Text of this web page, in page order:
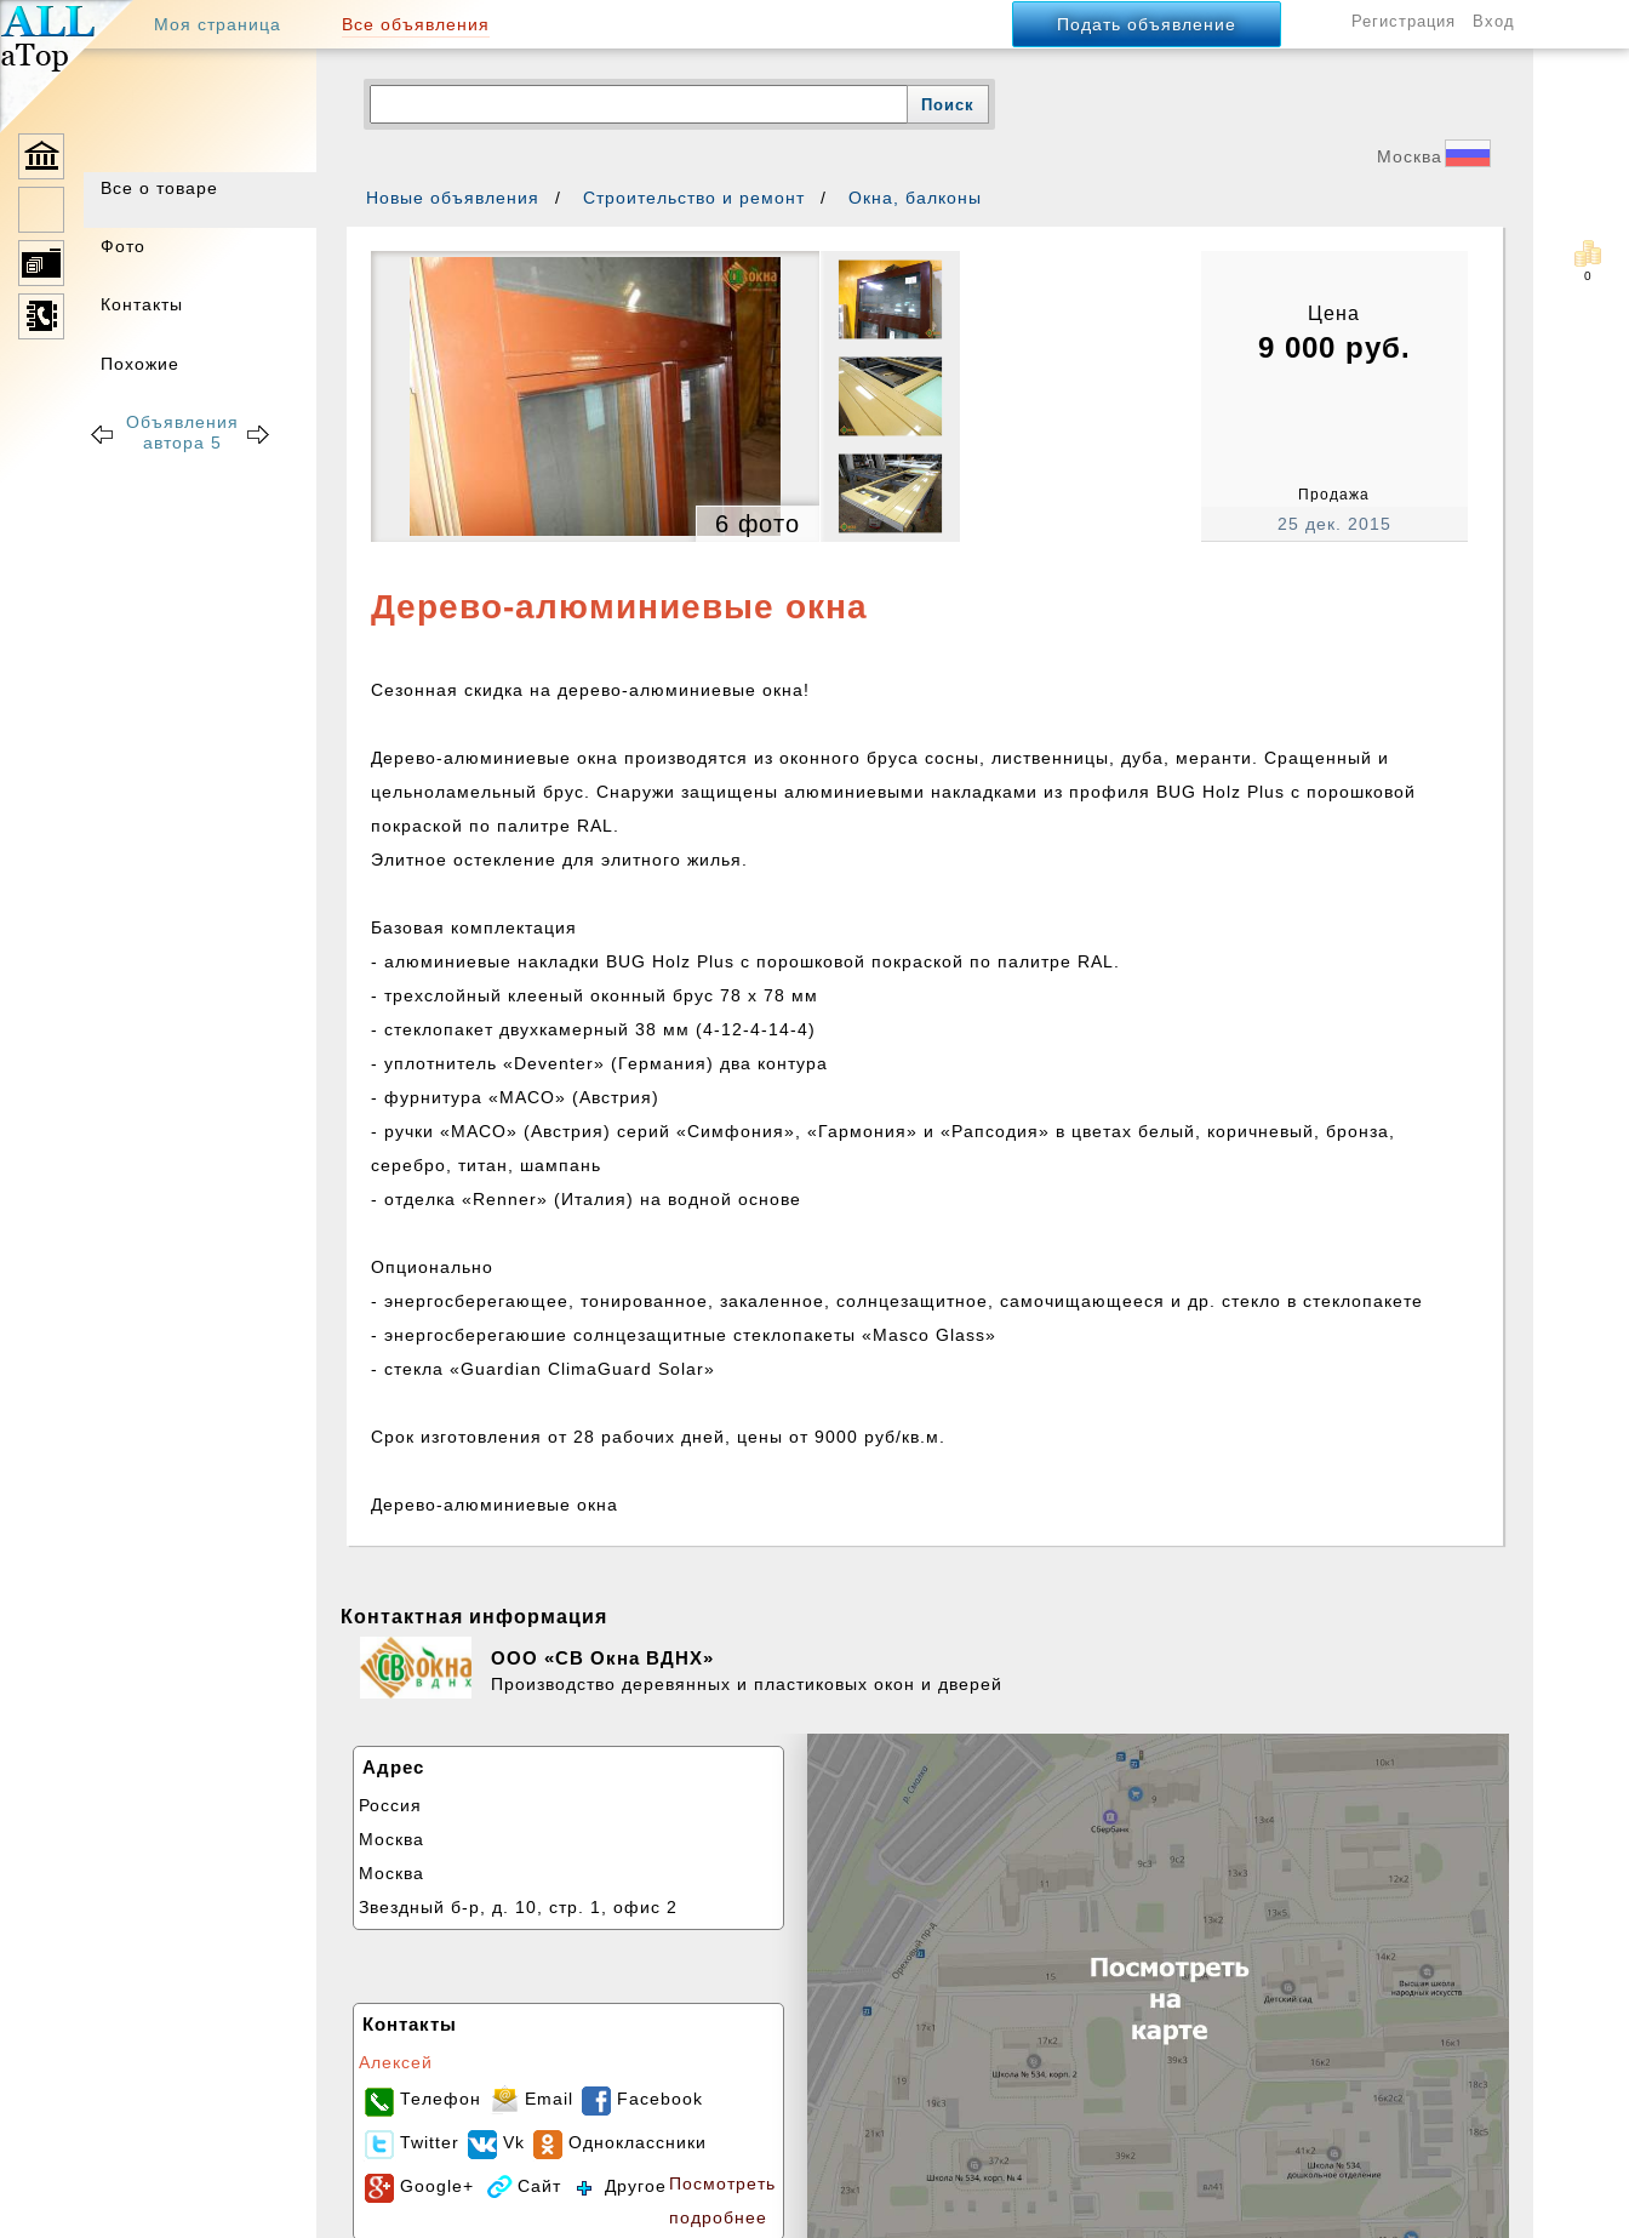
региональная
доска
объявлений
барахолка
бесплатные
Моя страница Все объявления Регистрация Вход
Подать объявление
Все о товаре
Фото
Контакты
Похожие
Объявления
автора 5
Москва
Новые объявления Строительство и ремонт Окна, балконы
6 фото
Дерево-алюминиевые окна
Сезонная скидка на дерево-алюминиевые окна!
Дерево-алюминиевые окна производятся из оконного бруса сосны, лиственницы, дуба, меранти. Сращенный и
цельноламельный брус. Снаружи защищены алюминиевыми накладками из профиля BUG Holz Plus с порошковой
покраской по палитре RAL.
Элитное остекление для элитного жилья.
Базовая комплектация
- алюминиевые накладки BUG Holz Plus с порошковой покраской по палитре RAL.
- трехслойный клееный оконный брус 78 х 78 мм
- стеклопакет двухкамерный 38 мм (4-12-4-14-4)
- уплотнитель «Deventer» (Германия) два контура
- фурнитура «MACO» (Австрия)
- ручки «MACO» (Австрия) серий «Симфония», «Гармония» и «Рапсодия» в цветах белый, коричневый, бронза,
серебро, титан, шампань
- отделка «Renner» (Италия) на водной основе
Опционально
- энергосберегающее, тонированное, закаленное, солнцезащитное, самочищающееся и др. стекло в стеклопакете
- энергосберегаюшие солнцезащитные стеклопакеты «Masco Glass»
- стекла «Guardian ClimaGuard Solar»
Срок изготовления от 28 рабочих дней, цены от 9000 руб/кв.м.
Цена
9 000 руб.
25 дек. 2015
Продажа
Дерево-алюминиевые окна
Контактная информация
ООО «СВ Окна ВДНХ»
Производство деревянных и пластиковых окон и дверей
Адрес
Россия
Москва
Москва
Звездный б-р, д. 10, стр. 1, офис 2
Контакты
Алексей
Телефон
Email Facebook
Twitter Vk Одноклассники
Google+ Сайт Другое Посмотреть
подробнее
Вас может заинтересовать
конструкции РЕХАУ
Москва Москва
Наши группы ВКонтакте
0